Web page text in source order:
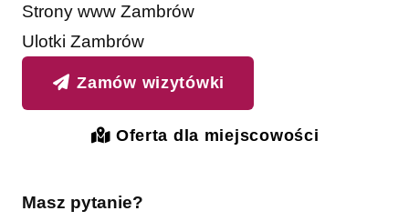
Strony www Zambrów
Ulotki Zambrów
Zamów wizytówki
Oferta dla miejscowości
Masz pytanie?